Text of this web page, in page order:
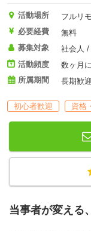
活動場所
フルリ
必要経費
無料
募集対象
社会人 /
活動頻度
数ヶ月
所属期間
長期歓迎
初心者歓迎 資格
当事者が変える